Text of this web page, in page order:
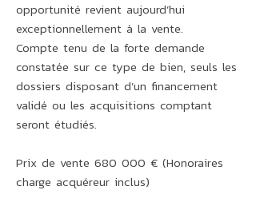
opportunité revient aujourd’hui
exceptionnellement à la vente.
Compte tenu de la forte demande
constatée sur ce type de bien, seuls les
dossiers disposant d’un financement
validé ou les acquisitions comptant
seront étudiés.
Prix de vente 680 000 € (Honoraires
charge acquéreur inclus)